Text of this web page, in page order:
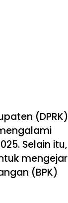
(DPRK)
Selain itu,
mengejar
(BPK)